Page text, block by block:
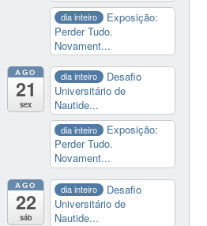
dia inteiro
Exposição:
Perder Tudo.
Novament...
AGO
21
sex
dia inteiro
Desafio
Universitário de
Nautide...
dia inteiro
Exposição:
Perder Tudo.
Novament...
AGO
22
sáb
dia inteiro
Desafio
Universitário de
Nautide...